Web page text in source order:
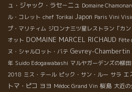
ュ・ジャック・ラセ－ニュ Domaine
ル・コレット chef Torikai Japon Paris Vini
プ・マリティム ジロンナ三ツ星レストラン「カン
オット DOMAINE MARCEL RICHAUD
ヌ・シャルロット・バテ Gevrey-Chambertin
年 Suido Edogawabashi マルヤガーデンズの柳
2018 ミス・テール ピック・サン・ルー サラ エ
トマ・ピコ ヨヨ Médoc Grand Vin 桜島 大近